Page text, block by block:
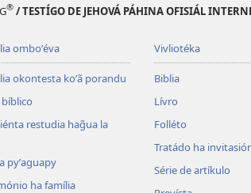
® / TESTÍGO DE JEHOVÁ PÁHINA OFISIÁL
omboʼéva
okontesta koʼã porandu
restudia hag̃ua la
pyʼaguapy
ha família
Vivliotéka
Biblia
Lívro
Folléto
Tratádo ha
Série de artíkulo